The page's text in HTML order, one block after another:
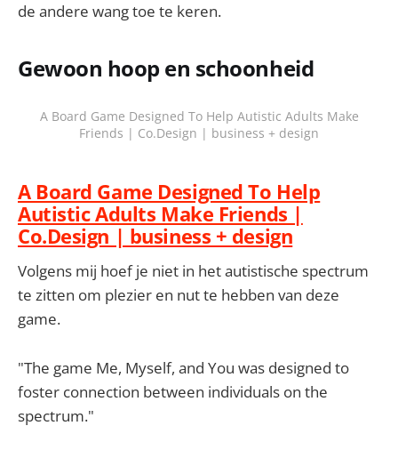
de andere wang toe te keren.
Gewoon hoop en schoonheid
A Board Game Designed To Help Autistic Adults Make
Friends | Co.Design | business + design
A Board Game Designed To Help
Autistic Adults Make Friends |
Co.Design | business + design
Volgens mij hoef je niet in het autistische spectrum
te zitten om plezier en nut te hebben van deze
game.
"The game Me, Myself, and You was designed to
foster connection between individuals on the
spectrum."